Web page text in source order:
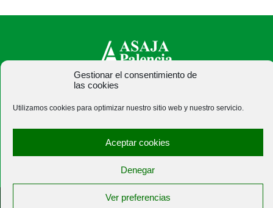
Gestionar el consentimiento de
las cookies
Utilizamos cookies para optimizar nuestro sitio web y nuestro servicio.
Aceptar cookies
Denegar
Ver preferencias
ASAJA Palencia - Jóvenes Agricultores
C/ Felipe Prieto, 8. Pza. Bigar Centro - 34001 Palencia -
© Aviso Legal | Xolido